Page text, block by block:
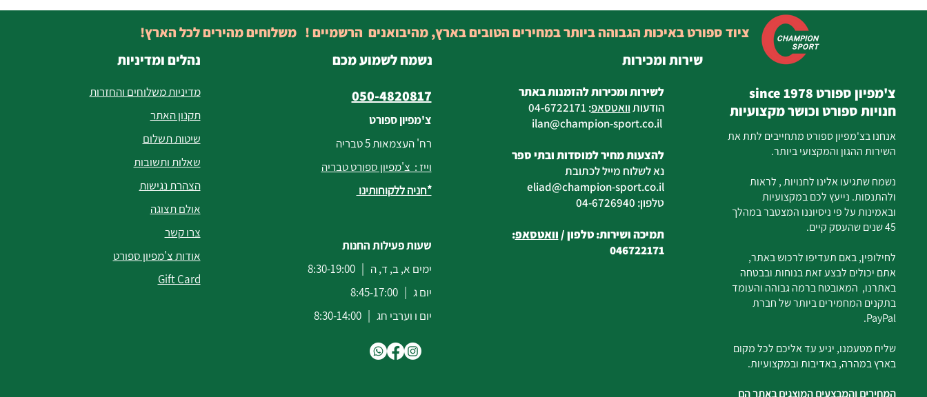
נהלים ומדיניות
מדיניות משלוחים והחזרות
תקנון האתר
שיטות תשלום
שאלות ותשובות
הצהרת נגישות
אולם תצוגה
צרו קשר
אודות צ'מפיון ספורט
Gift Card
נשמח לשמוע מכם
050-4820817
צ'מפיון ספורט
רח' העצמאות 5 טבריה
וייז : צ'מפיון ספורט טבריה
*חניה ללקוחותינו
שעות פעילות החנות
ימים א, ב, ד, ה | 8:30-19:00
יום ג | 8:45-17:00
יום ו וערבי חג | 8:30-14:00
לשירות ומכירות להזמנות באתר
הודעותוואטסאפ:
04-6722171
ilan
@champion-sport.co.il
להצעות מחיר למוסדות ובתי ספר
נא לשלוח מייל לכתובת
eliad@champion-sport.co.il
טלפון: 04-6726940
תמיכה ושירות: טלפון /וואטסאפ:
046722171
צ'מפיון ספורט since 1978
חנויות ספורט וכושר מקצועיות
אנחנו בצ'מפיון ספורט מתחייבים לתת את
השירות ההגון והמקצועי ביותר.
נשמח שתגיעו אלינו לחנויות , לראות
ולהתנסות. נייעץ לכם במקצועיות
ובאמינות על פי ניסיוננו המצטבר במהלך
45 שנים שהעסק קיים.
לחילופין, באם תעדיפו לרכוש באתר,
אתם יכולים לבצע זאת בנוחות ובבטחה
באתרנו, המאובטח ברמה גבוהה והעומד
בתקנים המחמירים ביותר של חברת
PayPal.
שליח מטעמנו, יגיע עד אליכם לכל מקום
בארץ במהרה, באדיבות ובמקצועיות.
המחירים והמבצעים המוצגים באתר הם
שירות ומכירות
ציוד ספורט באיכות הגבוהה ביותר במחירים הטובים בארץ, מהיבואנים הרשמיים ! משלוחים מהירים לכל הארץ!